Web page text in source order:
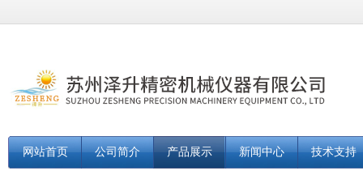
网站首页 公司简介 产品展示 新闻中心 技术支持